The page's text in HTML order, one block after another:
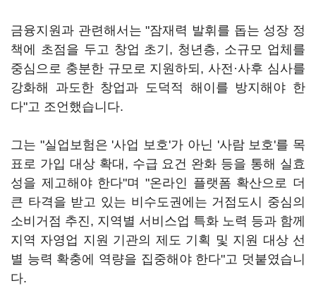
금융지원과 관련해서는 "잠재력 발휘를 돕는 성장 정
책에 초점을 두고 창업 초기, 청년층, 소규모 업체를
중심으로 충분한 규모로 지원하되, 사전·사후 심사를
강화해 과도한 창업과 도덕적 해이를 방지해야 한
다"고 조언했습니다.
그는 "실업보험은 '사업 보호'가 아닌 '사람 보호'를 목
표로 가입 대상 확대, 수급 요건 완화 등을 통해 실효
성을 제고해야 한다"며 "온라인 플랫폼 확산으로 더
큰 타격을 받고 있는 비수도권에는 거점도시 중심의
소비거점 추진, 지역별 서비스업 특화 노력 등과 함께
지역 자영업 지원 기관의 제도 기획 및 지원 대상 선
별 능력 확충에 역량을 집중해야 한다"고 덧붙였습니
다.